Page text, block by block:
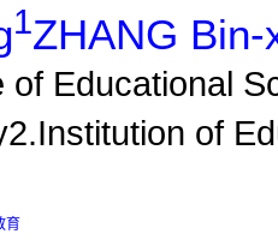
1ZHANG Bin-
of Educational
of
育